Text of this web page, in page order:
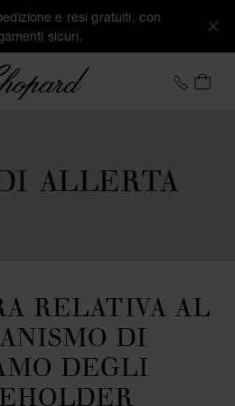
e resi gratuiti, con
sicuri.
Chopard +41
IL
ALLERTA
RELATIVA AL
DI
DEGLI